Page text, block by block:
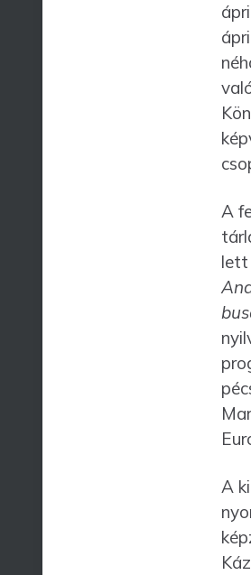
A
A